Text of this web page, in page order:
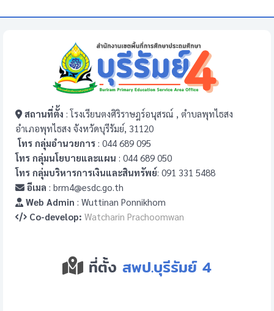
สถานที่ตั้ง : โรงเรียนตงศิริราษฎร์อนุสรณ์ , ตำบลพุทไธสง
อำเภอพุทไธสง จังหวัดบุรีรัมย์, 31120
โทร กลุ่มอำนวยการ : 044 689 095
โทร กลุ่มนโยบายและแผน : 044 689 050
โทร กลุ่มบริหารการเงินและสินทรัพย์: 091 331 5488
อีเมล : brm4@esdc.go.th
Web Admin : Wuttinan Ponnikhom
Co-develop: Watcharin Prachoomwan
ที่ตั้ง สพป.บุรีรัมย์ 4